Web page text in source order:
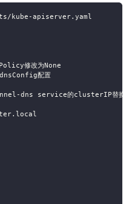
kube-apiserver.yaml
修改为None
配置
dns service的clusterIP替换